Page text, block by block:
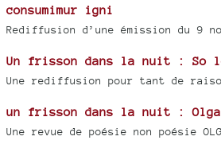
consumimur igni
Rediffusion d’une émission du 9
Un frisson dans la nuit : So
Une rediffusion pour tant de
un frisson dans la nuit : Olga
Une revue de poésie non poésie